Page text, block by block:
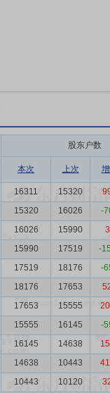
股东户数
本次 上次
16311 15320
15320 16026
-
16026 15990
15990 17519
-
17519 18176
-
18176 17653
17653 15555
15555 16145
-
16145 14638
14638 10443
10443 10120